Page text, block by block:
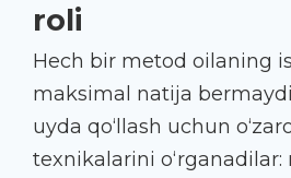
roli
Hech bir metod oilaning
maksimal natija
uyda qo‘llash uchun
texnikalarini o‘rganadilar: